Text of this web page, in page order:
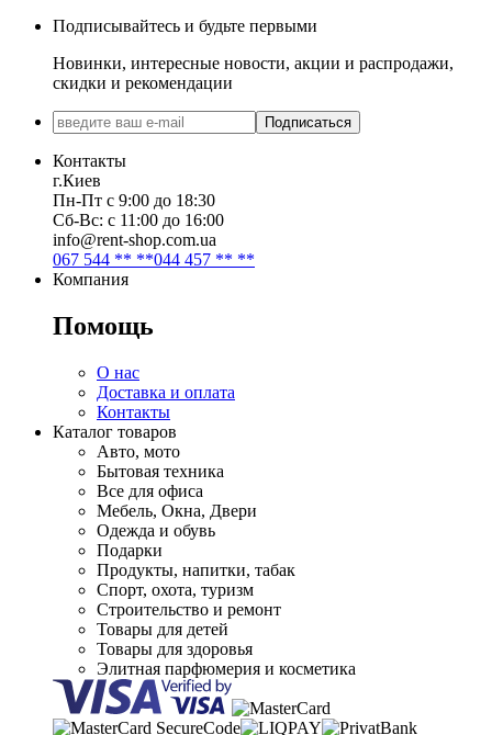
Подписывайтесь и будьте первыми
Новинки, интересные новости, акции и распродажи,
скидки и рекомендации
Подписаться
Контакты
г.Киев
Пн-Пт с 9:00 до 18:30
Сб-Вс: с 11:00 до 16:00
info@rent-shop.com.ua
067 544 ** **044 457 ** **
Компания
Помощь
О нас
Доставка и оплата
Контакты
Каталог товаров
Авто, мото
Бытовая техника
Все для офиса
Мебель, Окна, Двери
Одежда и обувь
Подарки
Продукты, напитки, табак
Спорт, охота, туризм
Строительство и ремонт
Товары для детей
Товары для здоровья
Элитная парфюмерия и косметика